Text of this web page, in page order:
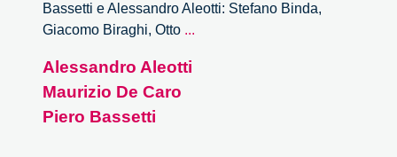
Bassetti e Alessandro Aleotti: Stefano Binda,
Giacomo Biraghi, Otto ...
Alessandro Aleotti
Maurizio De Caro
Piero Bassetti